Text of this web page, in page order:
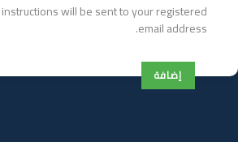
will be sent to your registered
email address.